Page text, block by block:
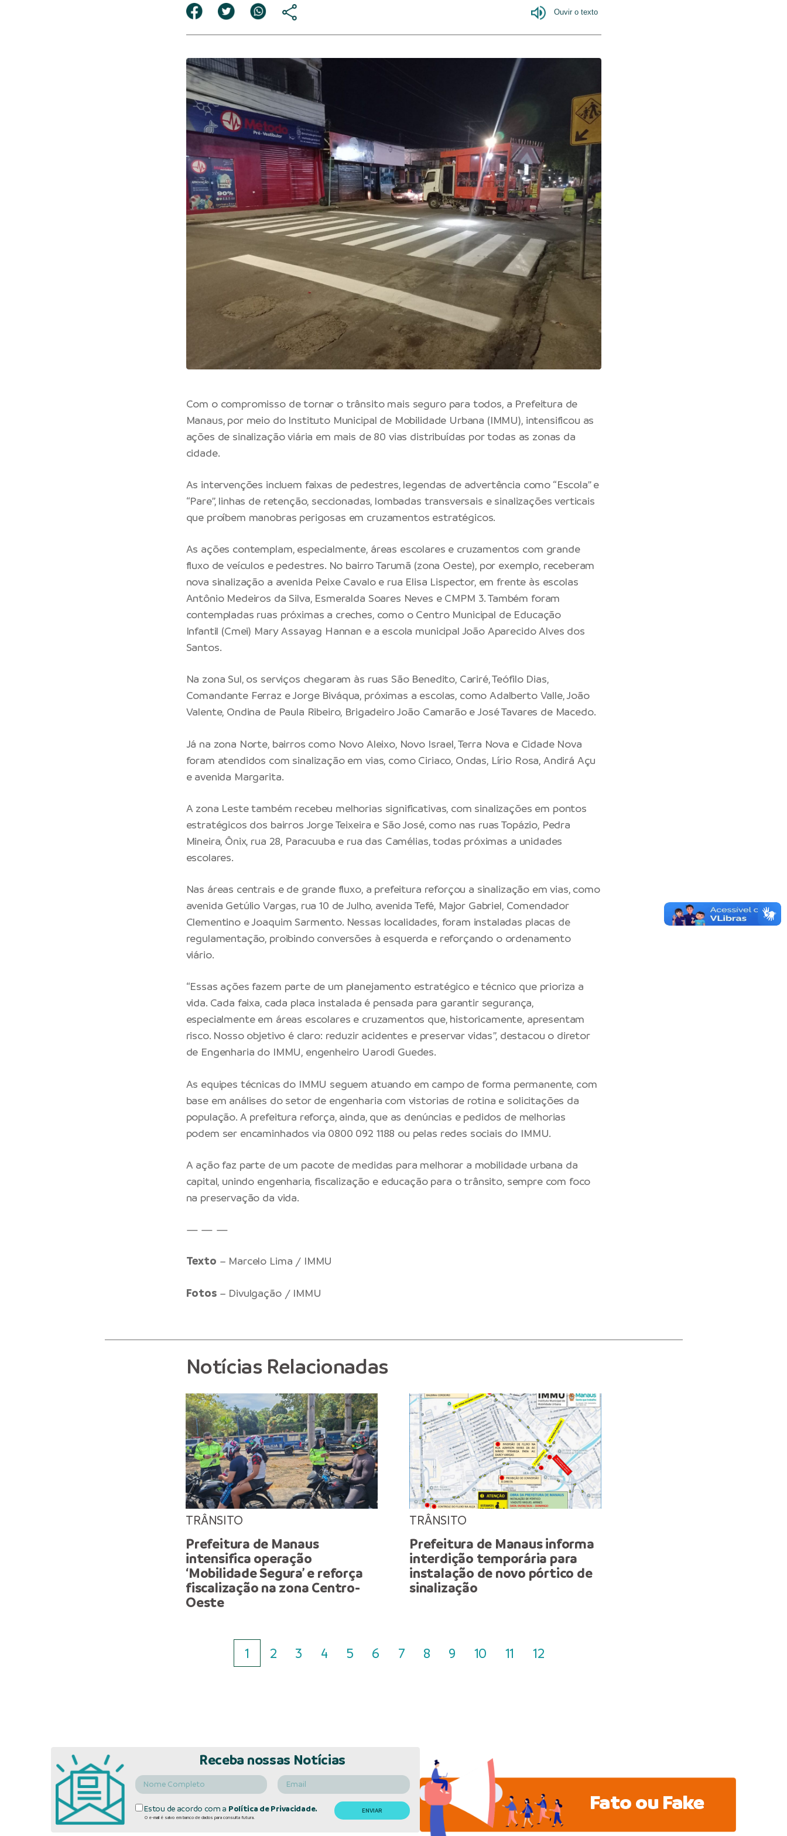
Com o compromisso de tornar o trânsito mais seguro para todos, a Prefeitura de
Manaus, por meio do Instituto Municipal de Mobilidade Urbana (IMMU), intensificou as
ações de sinalização viária em mais de 80 vias distribuídas por todas as zonas da
cidade.
As intervenções incluem faixas de pedestres, legendas de advertência como “Escola” e
“Pare”, linhas de retenção, seccionadas, lombadas transversais e sinalizações verticais
que proíbem manobras perigosas em cruzamentos estratégicos.
As ações contemplam, especialmente, áreas escolares e cruzamentos com grande
fluxo de veículos e pedestres. No bairro Tarumã (zona Oeste), por exemplo, receberam
nova sinalização a avenida Peixe Cavalo e rua Elisa Lispector, em frente às escolas
Antônio Medeiros da Silva, Esmeralda Soares Neves e CMPM 3. Também foram
contempladas ruas próximas a creches, como o Centro Municipal de Educação
Infantil (Cmei) Mary Assayag Hannan e a escola municipal João Aparecido Alves dos
Santos.
Na zona Sul, os serviços chegaram às ruas São Benedito, Cariré, Teófilo Dias,
Comandante Ferraz e Jorge Biváqua, próximas a escolas, como Adalberto Valle, João
Valente, Ondina de Paula Ribeiro, Brigadeiro João Camarão e José Tavares de Macedo.
Já na zona Norte, bairros como Novo Aleixo, Novo Israel, Terra Nova e Cidade Nova
foram atendidos com sinalização em vias, como Ciriaco, Ondas, Lírio Rosa, Andirá Açu
e avenida Margarita.
A zona Leste também recebeu melhorias significativas, com sinalizações em pontos
estratégicos dos bairros Jorge Teixeira e São José, como nas ruas Topázio, Pedra
Mineira, Ônix, rua 28, Paracuuba e rua das Camélias, todas próximas a unidades
escolares.
Nas áreas centrais e de grande fluxo, a prefeitura reforçou a sinalização em vias, como
avenida Getúlio Vargas, rua 10 de Julho, avenida Tefé, Major Gabriel, Comendador
Clementino e Joaquim Sarmento. Nessas localidades, foram instaladas placas de
regulamentação, proibindo conversões à esquerda e reforçando o ordenamento
viário.
“Essas ações fazem parte de um planejamento estratégico e técnico que prioriza a
vida. Cada faixa, cada placa instalada é pensada para garantir segurança,
especialmente em áreas escolares e cruzamentos que, historicamente, apresentam
risco. Nosso objetivo é claro: reduzir acidentes e preservar vidas”, destacou o diretor
de Engenharia do IMMU, engenheiro Uarodi Guedes.
As equipes técnicas do IMMU seguem atuando em campo de forma permanente, com
base em análises do setor de engenharia com vistorias de rotina e solicitações da
população. A prefeitura reforça, ainda, que as denúncias e pedidos de melhorias
podem ser encaminhados via 0800 092 1188 ou pelas redes sociais do IMMU.
A ação faz parte de um pacote de medidas para melhorar a mobilidade urbana da
capital, unindo engenharia, fiscalização e educação para o trânsito, sempre com foco
na preservação da vida.
— — —
Texto – Marcelo Lima / IMMU
Fotos– Divulgação / IMMU
Notícias Relacionadas
TRÂNSITO
Prefeitura de Manaus
intensifica operação
‘Mobilidade Segura’ e reforça
fiscalização na zona Centro-
Oeste
TRÂNSITO
Prefeitura de Manaus informa
interdição temporária para
instalação de novo pórtico de
sinalização
1 2 3 4 5 6 7 8 9 10 11 12
Receba nossas Notícias
Estou de acordo com a Política de Privacidade.
O e-mail é salvo em banco de dados para consulta futura.
Fato ou Fake